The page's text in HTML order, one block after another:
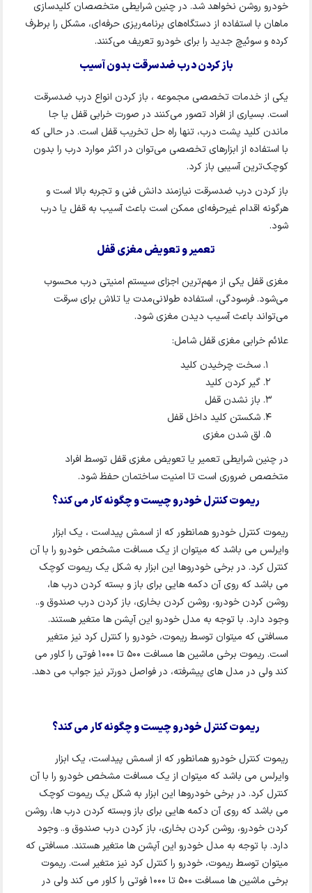
خودرو روشن نخواهد شد. در چنین شرایطی متخصصان کلیدسازی
ماهان با استفاده از دستگاه‌های برنامه‌ریزی حرفه‌ای، مشکل را برطرف
کرده و سوئیچ جدید را برای خودرو تعریف می‌کنند.
باز کردن درب ضدسرقت بدون آسیب
یکی از خدمات تخصصی مجموعه ، باز کردن انواع درب ضدسرقت
است. بسیاری از افراد تصور می‌کنند در صورت خرابی قفل یا جا
ماندن کلید پشت درب، تنها راه حل تخریب قفل است. در حالی که
با استفاده از ابزارهای تخصصی می‌توان در اکثر موارد درب را بدون
کوچک‌ترین آسیبی باز کرد.
باز کردن درب ضدسرقت نیازمند دانش فنی و تجربه بالا است و
هرگونه اقدام غیرحرفه‌ای ممکن است باعث آسیب به قفل یا درب
شود.
تعمیر و تعویض مغزی قفل
مغزی قفل یکی از مهم‌ترین اجزای سیستم امنیتی درب محسوب
می‌شود. فرسودگی، استفاده طولانی‌مدت یا تلاش برای سرقت
می‌تواند باعث آسیب دیدن مغزی شود.
علائم خرابی مغزی قفل شامل:
سخت چرخیدن کلید
گیر کردن کلید
باز نشدن قفل
شکستن کلید داخل قفل
لق شدن مغزی
در چنین شرایطی تعمیر یا تعویض مغزی قفل توسط افراد
متخصص ضروری است تا امنیت ساختمان حفظ شود.
ریموت کنترل خودرو چیست و چگونه کار می کند؟
ریموت کنترل خودرو همانطور که از اسمش پیداست ، یک ابزار
وایرلس می باشد که میتوان از یک مسافت مشخص خودرو را با آن
کنترل کرد. در برخی خودروها این ابزار به شکل یک ریموت کوچک
می باشد که روی آن دکمه هایی برای باز و بسته کردن درب ها،
روشن کردن خودرو، روشن کردن بخاری، باز کردن درب صندوق و..
وجود دارد. با توجه به مدل خودرو این آپشن ها متغیر هستند.
مسافتی که میتوان توسط ریموت، خودرو را کنترل کرد نیز متغیر
است. ریموت برخی ماشین ها مسافت 500 تا 1000 فوتی را کاور می
کند ولی در مدل های پیشرفته، در فواصل دورتر نیز جواب می دهد.
ریموت کنترل خودرو چیست و چگونه کار می کند؟
ریموت کنترل خودرو همانطور که از اسمش پیداست، یک ابزار
وایرلس می باشد که میتوان از یک مسافت مشخص خودرو را با آن
کنترل کرد. در برخی خودروها این ابزار به شکل یک ریموت کوچک
می باشد که روی آن دکمه هایی برای باز وبسته کردن درب ها، روشن
کردن خودرو، روشن کردن بخاری، باز کردن درب صندوق و.. وجود
دارد. با توجه به مدل خودرو این آپشن ها متغیر هستند. مسافتی که
میتوان توسط ریموت، خودرو را کنترل کرد نیز متغیر است. ریموت
برخی ماشین ها مسافت 500 تا 1000 فوتی را کاور می کند ولی در